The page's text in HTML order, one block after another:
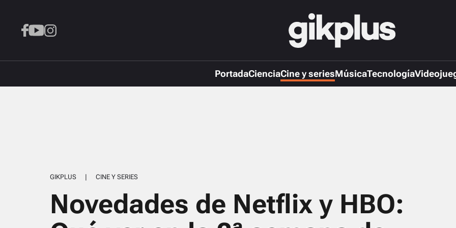
PortadaCienciaCine y seriesMúsicaTecnología
GIKPLUS | CINE Y SERIES
Novedades de Netflix y HBO: